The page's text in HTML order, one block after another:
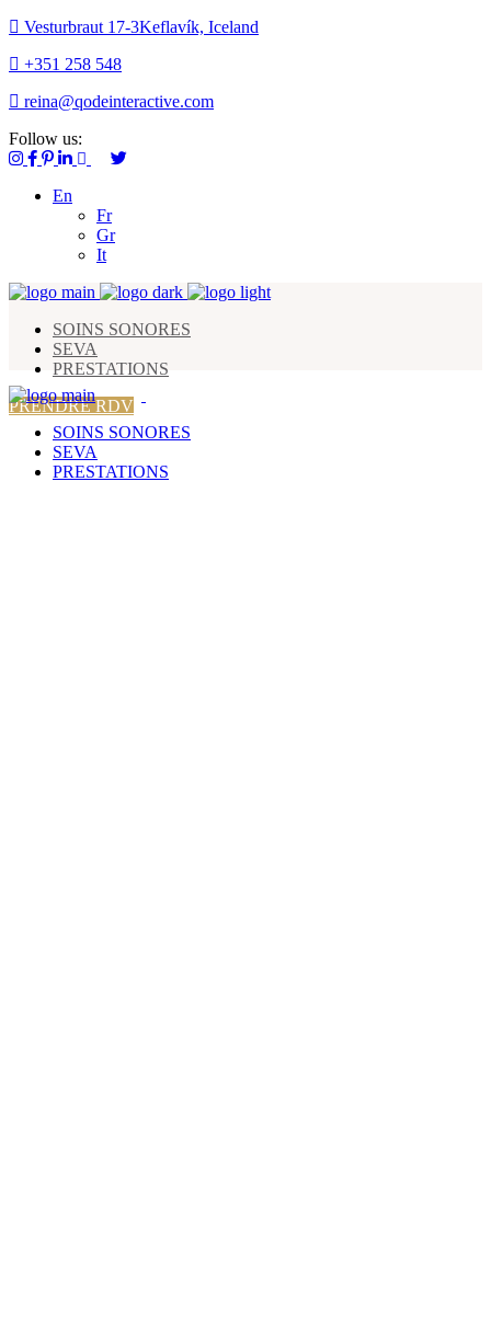
Vesturbraut 17-3Keflavík, Iceland
+351 258 548
reina@qodeinteractive.com
Follow us:
En
Fr
Gr
It
SOINS SONORES
SEVA
PRESTATIONS
PRENDRE RDV
SOINS SONORES
SEVA
PRESTATIONS